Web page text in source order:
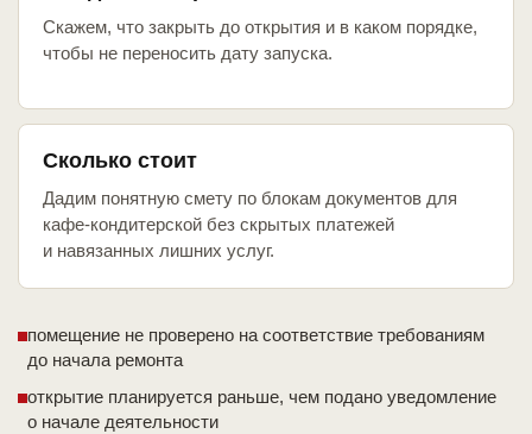
Скажем, что закрыть до открытия и в каком порядке,
чтобы не переносить дату запуска.
Сколько стоит
Дадим понятную смету по блокам документов для
кафе-кондитерской без скрытых платежей
и навязанных лишних услуг.
помещение не проверено на соответствие требованиям
до начала ремонта
открытие планируется раньше, чем подано уведомление
о начале деятельности